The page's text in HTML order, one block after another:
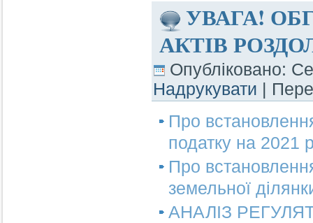
УВАГА!
АКТІВ
Опубліковано:
Надрукувати
|
Про
податку на 2021
Про
земельної
АНАЛІЗ